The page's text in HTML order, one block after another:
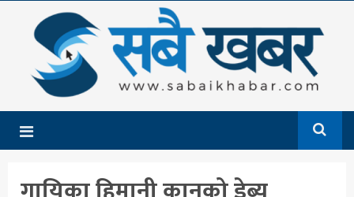
गृहपृष्ठ
समाचार
राजनीति
देश
आर्थिक